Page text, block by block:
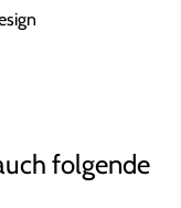
folgende